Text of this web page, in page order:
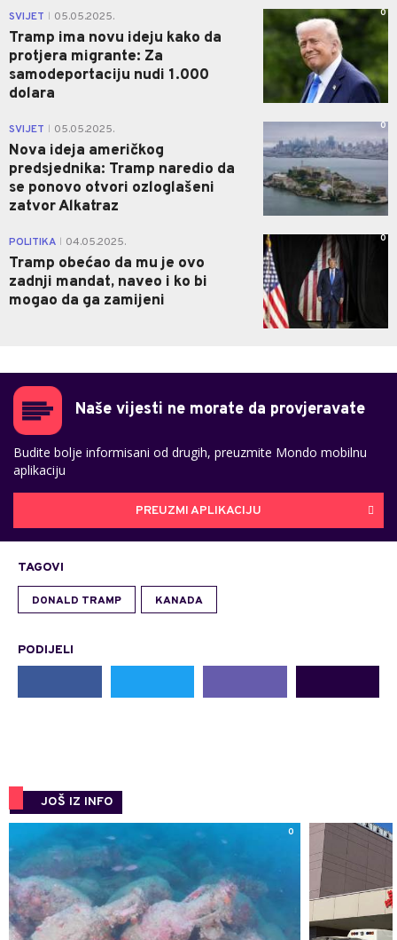
SVIJET 05.05.2025.
Tramp ima novu ideju kako da
protjera migrante: Za
samodeportaciju nudi 1.000
dolara
0
SVIJET 05.05.2025.
Nova ideja američkog
predsjednika: Tramp naredio da
se ponovo otvori ozloglašeni
zatvor Alkatraz
0
POLITIKA 04.05.2025.
Tramp obećao da mu je ovo
zadnji mandat, naveo i ko bi
mogao da ga zamijeni
0
Naše vijesti ne morate da provjeravate
Budite bolje informisani od drugih, preuzmite Mondo mobilnu
aplikaciju
PREUZMI APLIKACIJU
TAGOVI
DONALD TRAMP KANADA
PODIJELI
JOŠ IZ INFO
0